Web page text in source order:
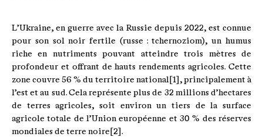
L’Ukraine, en guerre avec la Russie depuis 2022, est connue
pour son sol noir fertile (russe : tchernoziom), un humus
riche en nutriments pouvant atteindre trois mètres de
profondeur et offrant de hauts rendements agricoles. Cette
zone couvre 56 % du territoire national[1], principalement à
l’est et au sud. Cela représente plus de 32 millions d’hectares
de terres agricoles, soit environ un tiers de la surface
agricole totale de l’Union européenne et 30 % des réserves
mondiales de terre noire[2].